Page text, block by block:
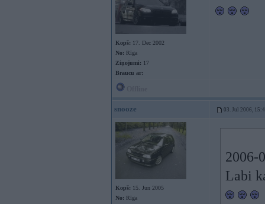
Kopš: 17. Dec 2002
No: Rīga
Ziņojumi: 17
Braucu ar:
snooze 03. Jul 2006,
Kopš: 15. Jun 2005
No: Rīga
2006-
Labi